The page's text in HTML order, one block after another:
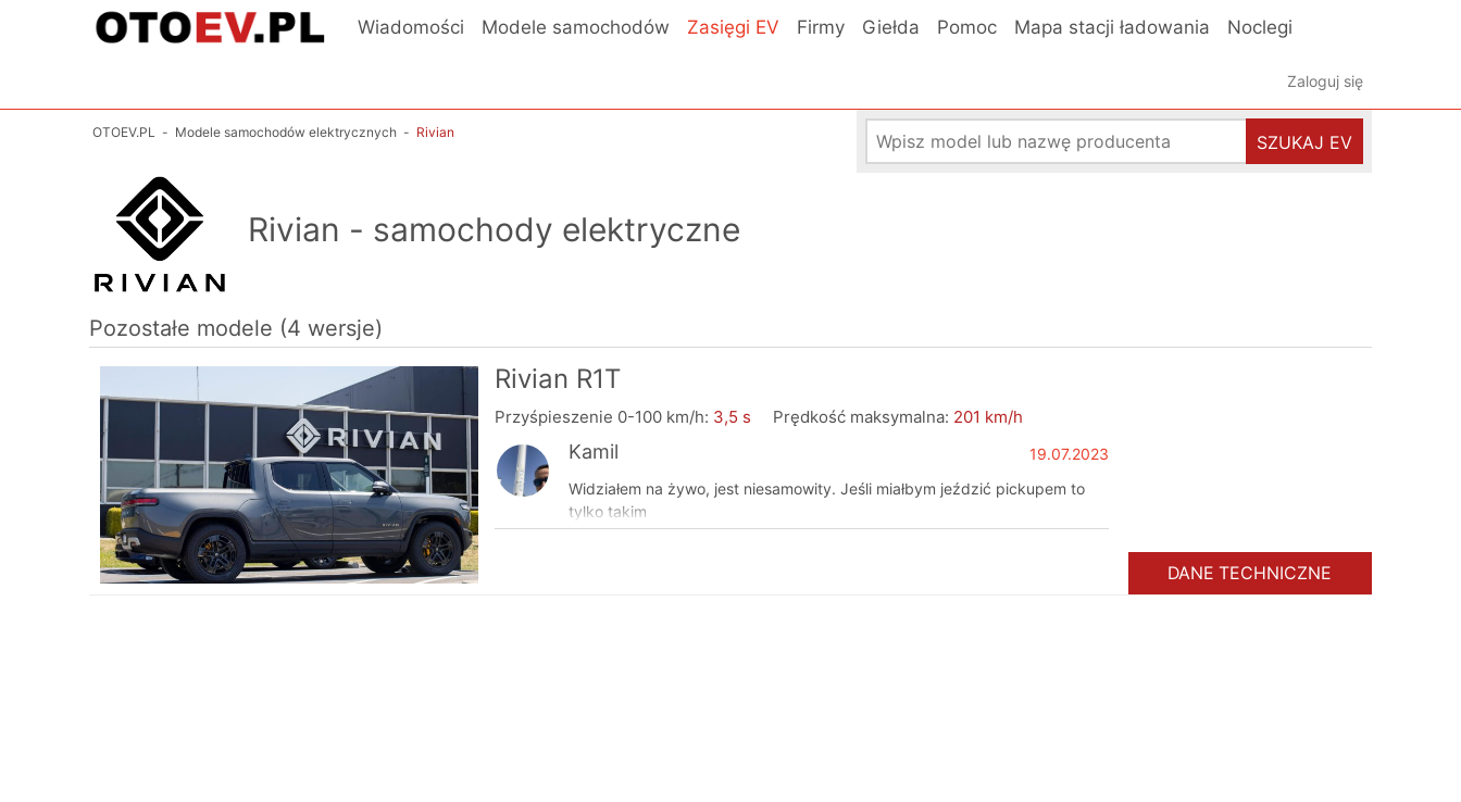
Wiadomości Modele samochodów Zasięgi EV Firmy Giełda Pomoc Mapa stacji ładowania Noclegi
Zaloguj się
SZUKAJ EV
OTOEV.PL - Modele samochodów elektrycznych - Rivian
Rivian - samochody elektryczne
Pozostałe modele (4 wersje)
Rivian R1T
Przyśpieszenie 0-100 km/h: 3,5 s Prędkość maksymalna: 201 km/h
Kamil
19.07.2023
Widziałem na żywo, jest niesamowity. Jeśli miałbym jeździć pickupem to
tylko takim
DANE TECHNICZNE